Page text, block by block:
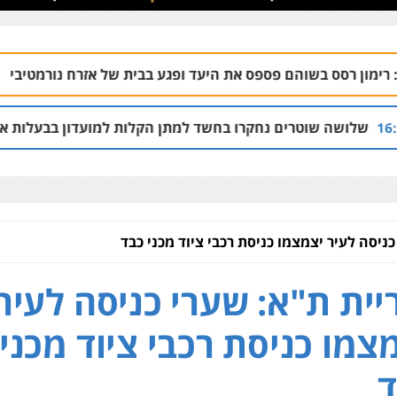
פספס את היעד ופגע בבית של אזרח נורמטיבי 06.08 | 22:21
נחקרו בחשד למתן הקלות למועדון בבעלות אחיו של "הצל"
לעיר יצמצמו כניסת רכבי ציוד מכני כבד
ת"א: שערי כניסה
כניסת רכבי ציוד מכני